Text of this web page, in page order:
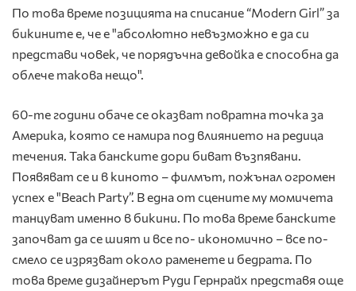
По това време позицията на списание “Modern Girl” за
бикините е, че е "абсолютно невъзможно е да си
представи човек, че порядъчна девойка е способна да
облече такова нещо".
60-те години обаче се оказват повратна точка за
Америка, която се намира под влиянието на редица
течения. Така банските дори биват възпявани.
Появяват се и в киното – филмът, пожънал огромен
успех е "Beach Party”. В една от сцените му момичета
танцуват именно в бикини. По това време банските
започват да се шият и все по- икономично – все по-
смело се изрязват около раменете и бедрата. По
това време дизайнерът Руди Гернрайх представя още